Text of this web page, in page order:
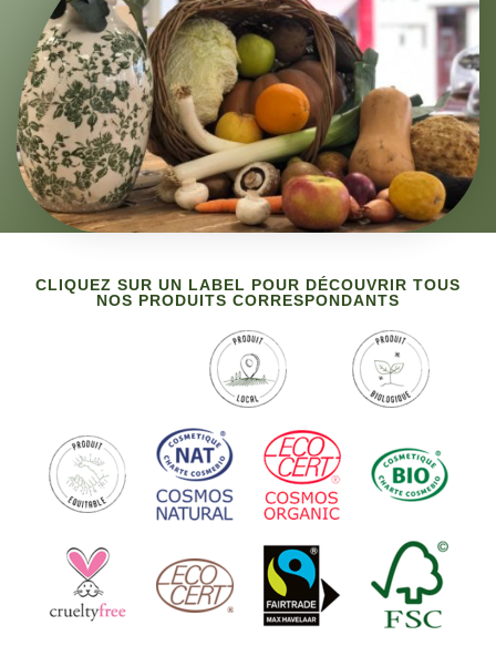
CLIQUEZ SUR UN LABEL POUR DÉCOUVRIR TOUS
NOS PRODUITS CORRESPONDANTS